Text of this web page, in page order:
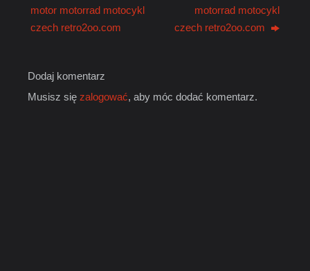
motor motorrad motocykl
czech retro2oo.com
motorrad motocykl
czech retro2oo.com
Dodaj komentarz
Musisz się zalogować, aby móc dodać komentarz.